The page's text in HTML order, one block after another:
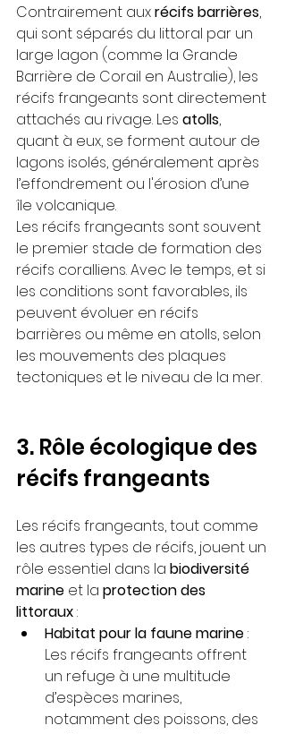
Contrairement aux récifs barrières,
qui sont séparés du littoral par un
large lagon (comme la Grande
Barrière de Corail en Australie), les
récifs frangeants sont directement
attachés au rivage. Les atolls,
quant à eux, se forment autour de
lagons isolés, généralement après
l’effondrement ou l'érosion d’une
île volcanique.
Les récifs frangeants sont souvent
le premier stade de formation des
récifs coralliens. Avec le temps, et si
les conditions sont favorables, ils
peuvent évoluer en récifs
barrières ou même en atolls, selon
les mouvements des plaques
tectoniques et le niveau de la mer.
3. Rôle écologique des
récifs frangeants
Les récifs frangeants, tout comme
les autres types de récifs, jouent un
rôle essentiel dans la biodiversité
marine et la protection des
littoraux :
Habitat pour la faune marine :
Les récifs frangeants offrent
un refuge à une multitude
d’espèces marines,
notamment des poissons, des